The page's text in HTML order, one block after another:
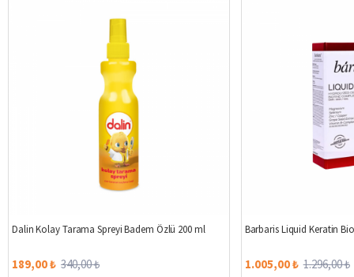
Dalin Kolay Tarama Spreyi Badem Özlü 200 ml
189,00 ₺ 340,00 ₺
Barbaris Liquid Keratin
1.005,00 ₺ 1.296,00 ₺